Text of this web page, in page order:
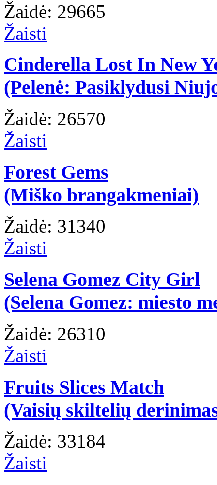
Žaidė: 29665
Žaisti
Cinderella Lost In New
(Pelenė: Pasiklydusi
Žaidė: 26570
Žaisti
Forest Gems
(Miško brangakmeniai)
Žaidė: 31340
Žaisti
Selena Gomez City Girl
(Selena Gomez: miesto
Žaidė: 26310
Žaisti
Fruits Slices Match
(Vaisių skiltelių
Žaidė: 33184
Žaisti